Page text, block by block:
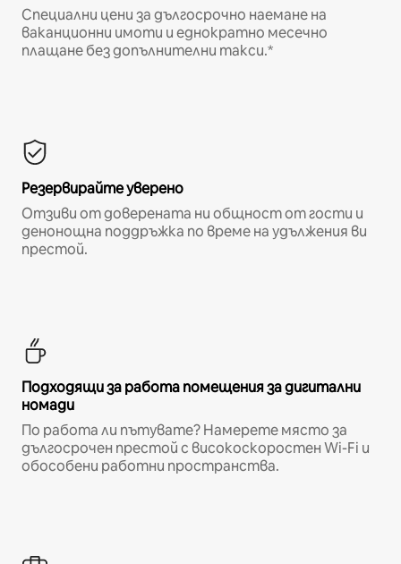
Специални цени за дългосрочно наемане на
ваканционни имоти и еднократно месечно
плащане без допълнителни такси.*
Резервирайте уверено
Отзиви от доверената ни общност от гости и
денонощна поддръжка по време на удължения ви
престой.
Подходящи за работа помещения за дигитални
номади
По работа ли пътувате? Намерете място за
дългосрочен престой с високоскоростен Wi-Fi и
обособени работни пространства.